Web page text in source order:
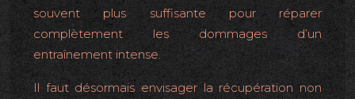
souvent plus suffisante pour réparer
complètement les dommages d’un
entraînement intense.
Il faut désormais envisager la récupération non